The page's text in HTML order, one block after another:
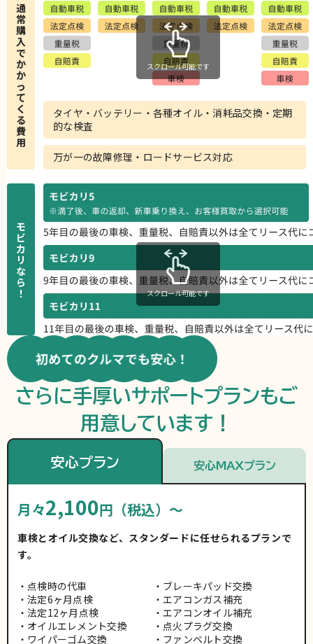
通
常
購
入
で
か
か
っ
て
く
る
費
用
タイヤ・バッテリー・各種オイル・消耗品交換・定期
的な検査
万が一の故障修理・ロードサービス対応
スクロール可能です
モ
ビ
カ
リ
な
ら
！
スクロール可能です
さらに手厚いサポートプランもご
用意しています！
安心プラン 安心MAXプラン
月々2,100円（税込）～
車検とオイル交換など、スタンダードに任せられるプランで
す。
点検時の代車
法定6ヶ月点検
法定12ヶ月点検
オイルエレメント交換
ワイパーゴム交換
ブレーキパッド交換
エアコンガス補充
エアコンオイル補充
点火プラグ交換
ファンベルト交換